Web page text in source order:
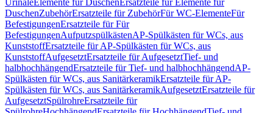
UrinaleElemente für DuschenErsatzteile für Elemente für
DuschenZubehörErsatzteile für ZubehörFür WC-ElementeFür
BefestigungenErsatzteile für Für
BefestigungenAufputzspülkästenAP-Spülkästen für WCs, aus
KunststoffErsatzteile für AP-Spülkästen für WCs, aus
KunststoffAufgesetztErsatzteile für AufgesetztTief- und
halbhochhängendErsatzteile für Tief- und halbhochhängendAP-
Spülkästen für WCs, aus SanitärkeramikErsatzteile für AP-
Spülkästen für WCs, aus SanitärkeramikAufgesetztErsatzteile für
AufgesetztSpülrohreErsatzteile für